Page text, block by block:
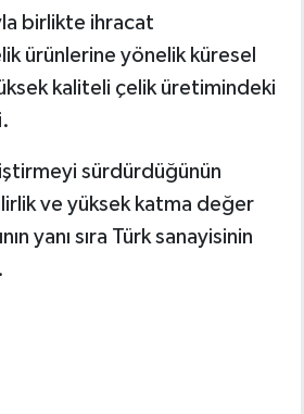
birlikte ihracat
ürünlerine yönelik küresel
kaliteli çelik üretimindeki
sürdürdüğünün
ve yüksek katma değer
yanı sıra Türk sanayisinin